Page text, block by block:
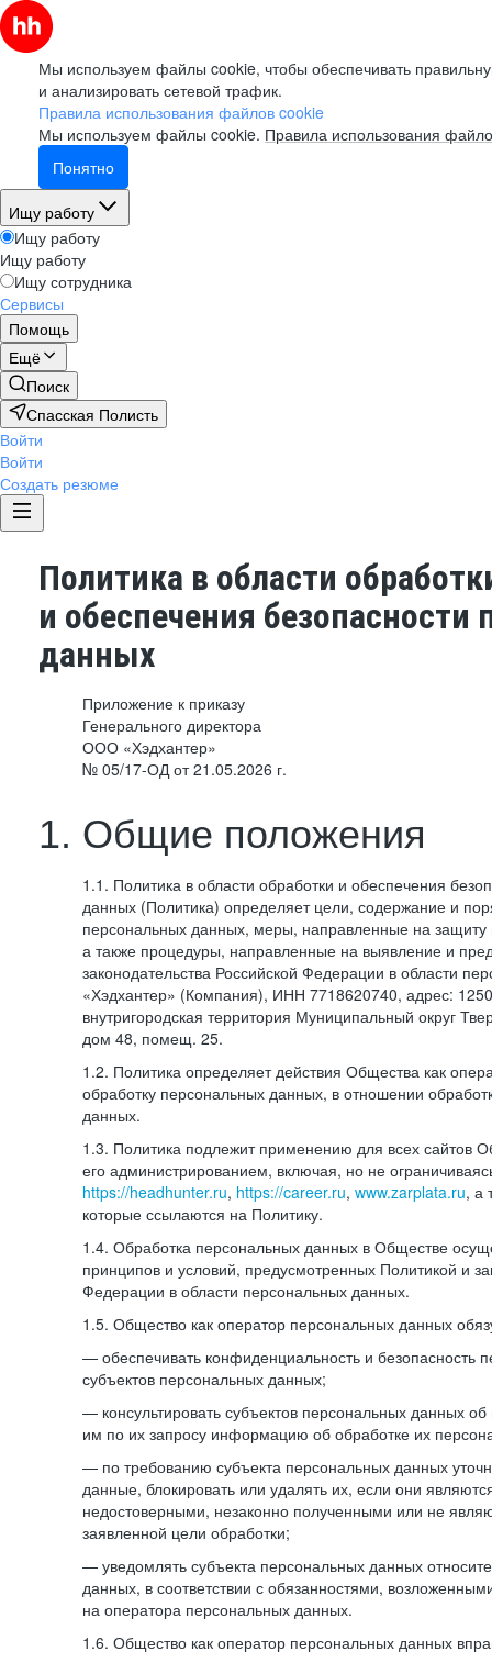
Мы используем файлы cookie, чтобы обеспечивать
и анализировать сетевой трафик.
Правила использования файлов cookie
Мы используем файлы cookie. Правила использования
Понятно
Ищу работу
Ищу работу
Ищу работу
Ищу сотрудника
Сервисы
Помощь
Ещё
Поиск
Спасская Полисть
Войти
Войти
Создать резюме
Политика в области
и обеспечения безопасности
данных
Приложение к приказу
Генерального директора
ООО «Хэдхантер»
№ 05/17-ОД от 21.05.2026 г.
1. Общие положения
1.1. Политика в области обработки и обеспечения
данных (Политика) определяет цели, содержание и
персональных данных, меры, направленные на
а также процедуры, направленные на выявление и
законодательства Российской Федерации в области
«Хэдхантер» (Компания), ИНН 7718620740, адрес:
внутригородская территория Муниципальный округ
дом 48, помещ. 25.
1.2. Политика определяет действия Общества как
обработку персональных данных, в отношении
данных.
1.3. Политика подлежит применению для всех сайтов
его администрированием, включая, но не
https://headhunter.ru, https://career.ru, www.zarplata.ru, а
которые ссылаются на Политику.
1.4. Обработка персональных данных в Обществе
принципов и условий, предусмотренных Политикой и
Федерации в области персональных данных.
1.5. Общество как оператор персональных данных
— обеспечивать конфиденциальность и безопасность
субъектов персональных данных;
— консультировать субъектов персональных данных об
им по их запросу информацию об обработке их
— по требованию субъекта персональных данных
данные, блокировать или удалять их, если они
недостоверными, незаконно полученными или не
заявленной цели обработки;
— уведомлять субъекта персональных данных
данных, в соответствии с обязанностями,
на оператора персональных данных.
1.6. Общество как оператор персональных данных